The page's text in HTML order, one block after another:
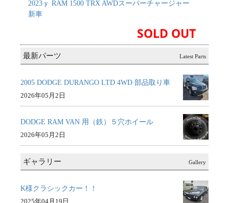
2023ｙ RAM 1500 TRX AWDスーパーチャージャー
新車
SOLD OUT
最新パーツ Latest Parts
2005 DODGE DURANGO LTD 4WD 部品取り車
2026年05月2日
DODGE RAM VAN 用（鉄）５穴ホイール
2026年05月2日
ギャラリー Gallery
K様クラシックカー！！
2025年04月19日